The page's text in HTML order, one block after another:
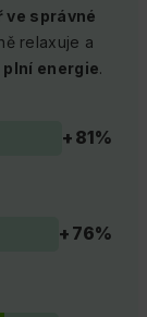
ve správné
relaxuje a
energie.
+ 81%
+ 76%